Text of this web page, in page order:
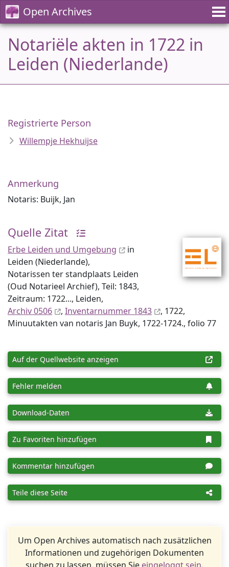
Open Archives
Notariële akten in 1722 in
Leiden (Niederlande)
Registrierte Person
Willempje Hekhuijse
Anmerkung
Notaris: Buijk, Jan
Quelle Zitat
Erbe Leiden und Umgebung
in
Leiden (Niederlande),
Notarissen ter standplaats Leiden
(Oud Notarieel Archief), Teil: 1843,
Zeitraum: 1722..., Leiden,
Archiv 0506
, Inventar­nummer 1843
, 1722,
Minuutakten van notaris Jan Buyk, 1722-1724., folio 77
Auf der Quellwebsite anzeigen
Fehler melden
Download-Daten
Zu Favoriten hinzufügen
Kommentar hinzufügen
Teile diese Seite
Um Open Archives automatisch nach zusätzlichen
Informationen und zugehörigen Dokumenten